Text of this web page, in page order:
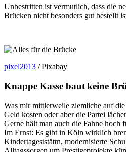
Unbestritten ist vermutlich, dass die
Brücken nicht besonders gut bestellt
pixel2013 / Pixabay
Knappe Kasse baut keine
Was mir mittlerweile ziemliche auf
Geld kosten oder aber die Partei
Gerne hält man auch die Fahne hoch
Im Ernst: Es gibt in Köln wirklich
Kindertageststättn, modernisierte